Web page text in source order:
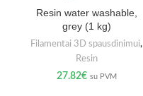
Resin water washable,
grey (1 kg)
Filamentai 3D spausdinimui,
Resin
27.82€ su PVM